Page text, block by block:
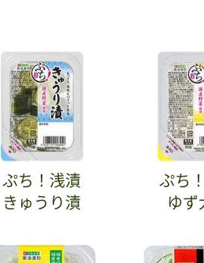
ぷち！浅漬
きゅうり漬
ぷち
ゆず